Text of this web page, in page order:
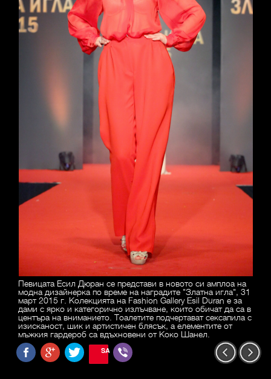
Певицата Есил Дюран се представи в новото си амплоа на
модна дизайнерка по време на наградите "Златна игла", 31
март 2015 г. Колекцията на Fashion Gallery Esil Duran е за
дами с ярко и категорично излъчване, които обичат да са в
центъра на вниманието. Тоалетите подчертават сексапила с
изисканост, шик и артистичен блясък, а елементите от
мъжкия гардероб са вдъхновени от Коко Шанел.
SAVE